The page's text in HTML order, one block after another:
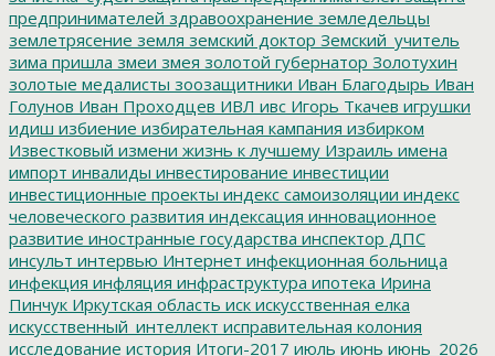
предпринимателей здравоохранение земледельцы
землетрясение земля земский доктор Земский_учитель
зима пришла змеи змея золотой губернатор Золотухин
золотые медалисты зоозащитники Иван Благодырь Иван
Голунов Иван Проходцев ИВЛ ивс Игорь Ткачев игрушки
идиш избиение избирательная кампания избирком
Известковый измени жизнь к лучшему Израиль имена
импорт инвалиды инвестирование инвестиции
инвестиционные проекты индекс самоизоляции индекс
человеческого развития индексация инновационное
развитие иностранные государства инспектор ДПС
инсульт интервью Интернет инфекционная больница
инфекция инфляция инфраструктура ипотека Ирина
Пинчук Иркутская область иск искусственная елка
искусственный_интеллект исправительная колония
исследование история Итоги-2017 июль июнь июнь_2026